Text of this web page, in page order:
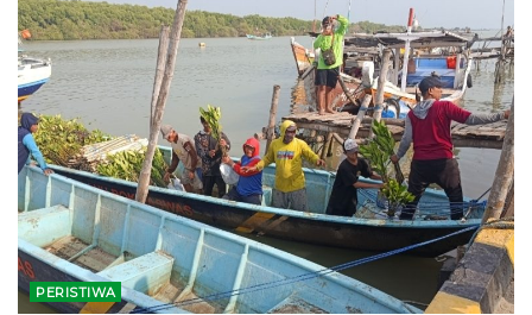
PERISTIWA